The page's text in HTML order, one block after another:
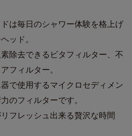
は毎日のシャワー体験を格上げ
ッド。
除去できるビタフィルター、不
フィルター。
で使用するマイクロセディメン
のフィルターです。
フレッシュ出来る贅沢な時間